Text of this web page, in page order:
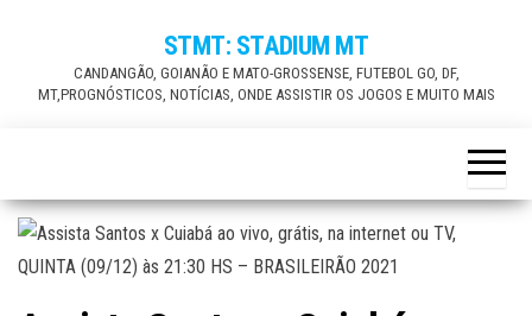
STMT: STADIUM MT
CANDANGÃO, GOIANÃO E MATO-GROSSENSE, FUTEBOL GO, DF,
MT,PROGNÓSTICOS, NOTÍCIAS, ONDE ASSISTIR OS JOGOS E MUITO MAIS